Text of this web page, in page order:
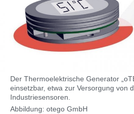
Der Thermoelektrische Generator
einsetzbar, etwa zur Versorgung von
Industriesensoren.
Abbildung: otego GmbH